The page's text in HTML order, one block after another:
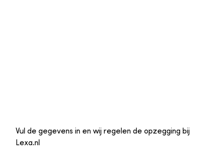
Vul de gegevens in en wij regelen de opzegging bij
Lexa.nl